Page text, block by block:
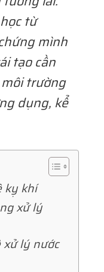
từ
mình
tạo cần
trường
dụng, kể
kỵ khí
xử lý
xử lý nước